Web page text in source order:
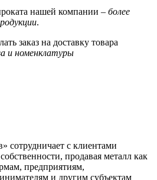
нашей компании – более
.
заказ на доставку товара
и номенклатуры
сотрудничает с клиентами
продавая металл как
предприятиям,
и другим субъектам